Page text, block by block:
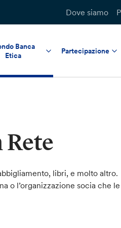
Dove siamo
Banca
Etica
Partecipazione
Rete
libri, e molto altro.
o l’organizzazione socia che